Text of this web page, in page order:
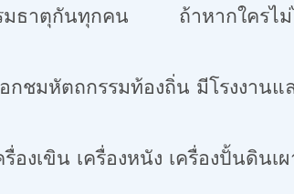
รมธาตุกันทุกคน ถ้าหากใครไ
กชมหัตถกรรมท้องถิ่น มีโรงงานแ
รื่องหนัง เครื่องปั้นดินเผา